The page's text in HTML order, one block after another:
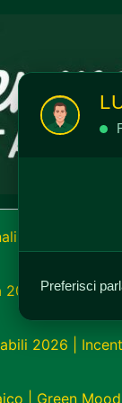
Preferisci
e strategia
Unisciti
2026 |
| Green